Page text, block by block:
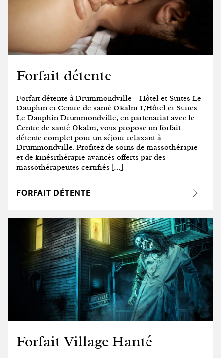
Forfait détente
Forfait détente à Drummondville – Hôtel et Suites Le
Dauphin et Centre de santé Okalm L’Hôtel et Suites
Le Dauphin Drummondville, en partenariat avec le
Centre de santé Okalm, vous propose un forfait
détente complet pour un séjour relaxant à
Drummondville. Profitez de soins de massothérapie
et de kinésithérapie avancés offerts par des
massothérapeutes certifiés […]
FORFAIT DÉTENTE
Forfait Village Hanté